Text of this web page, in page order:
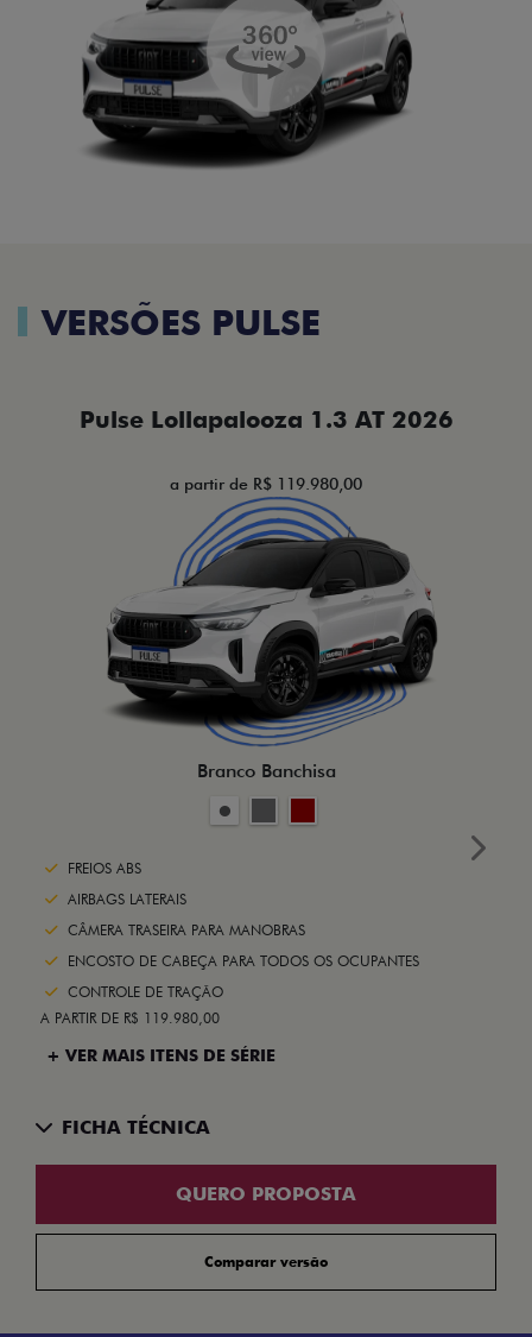
VERSÕES PULSE
Pulse Lollapalooza 1.3 AT 2026
a partir de R$ 119.980,00
Branco Banchisa
FREIOS ABS
AIRBAGS LATERAIS
CÂMERA TRASEIRA PARA MANOBRAS
ENCOSTO DE CABEÇA PARA TODOS OS OCUPANTES
CONTROLE DE TRAÇÃO
A PARTIR DE R$ 119.980,00
+ VER MAIS ITENS DE SÉRIE
FICHA TÉCNICA
QUERO PROPOSTA
Comparar versão
Next